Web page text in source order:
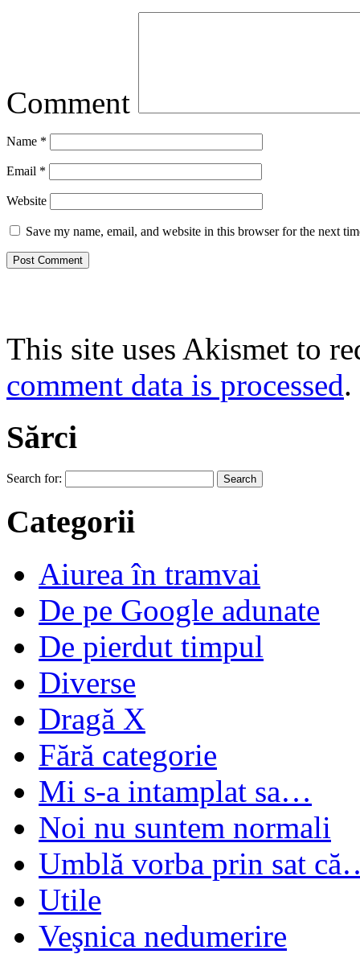
Comment
Name *
Email *
Website
Save my name, email, and website in this browser for the next
This site uses Akismet to
comment data is processed.
Sărci
Search for:
Categorii
Aiurea în tramvai
De pe Google adunate
De pierdut timpul
Diverse
Dragă X
Fără categorie
Mi s-a intamplat sa…
Noi nu suntem normali
Umblă vorba prin sat
Utile
Veşnica nedumerire